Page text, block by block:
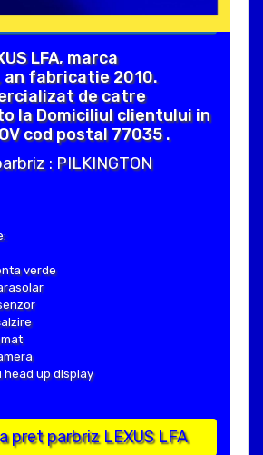
LFA, marca
an fabricatie 2010.
de catre
la Domiciliul clientului in
cod postal 77035 .
: PILKINGTON
verde
head up display
pret parbriz LEXUS LFA